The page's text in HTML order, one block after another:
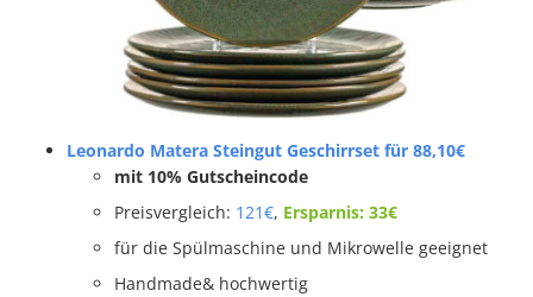
Leonardo Matera Steingut Geschirrset für 88,10€
mit 10% Gutscheincode
Preisvergleich: 121€, Ersparnis: 33€
für die Spülmaschine und Mikrowelle geeignet
Handmade& hochwertig